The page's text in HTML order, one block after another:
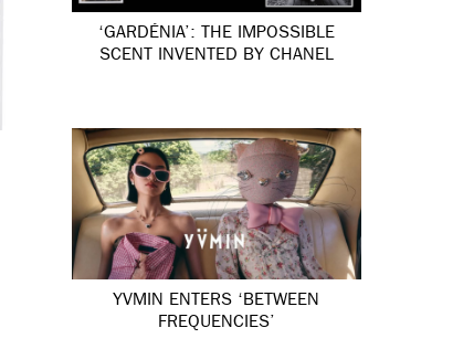
‘GARDÉNIA’: THE IMPOSSIBLE
SCENT INVENTED BY CHANEL
YVMIN ENTERS ‘BETWEEN
FREQUENCIES’